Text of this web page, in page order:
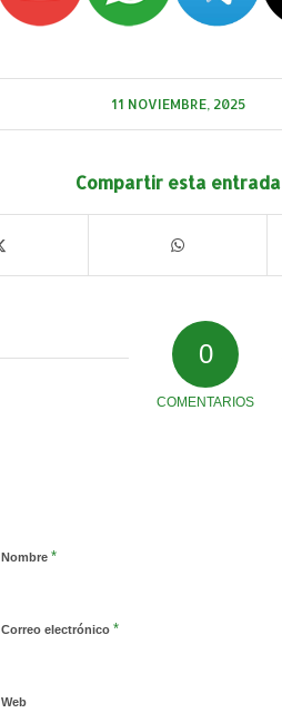
11 NOVIEMBRE, 2025
Compartir esta entrada
0
COMENTARIOS
Nombre *
Correo electrónico *
Web